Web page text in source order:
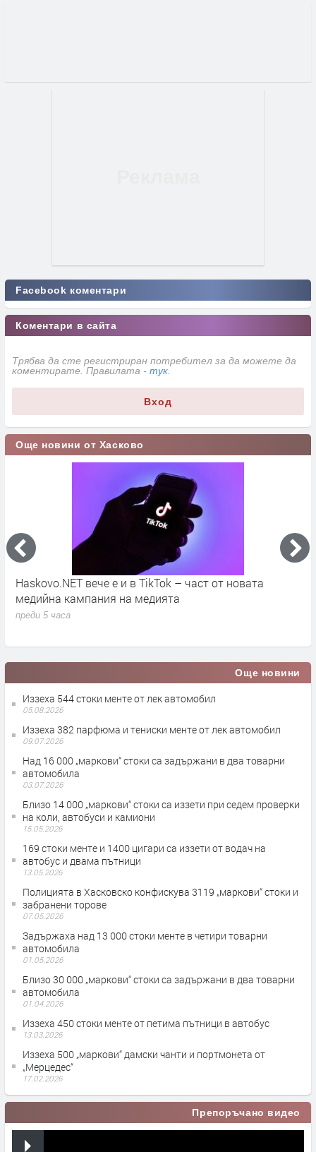
Facebook коментари
Коментари в сайта
Трябва да сте регистриран потребител за да можете да
коментирате. Правилата - тук
Вход
Още новини от Хасково
Haskovo.NET вече е и в TikTok – част от новата
медийна кампания на медията
преди 5 часа
Още новини
Иззеха 544 стоки менте от лек автомобил
05.08.2026
Иззеха 382 парфюма и тениски менте от лек автомобил
09.07.2026
Над 16 000 „маркови“ стоки са задържани в два товарни
автомобила
03.07.2026
Близо 14 000 „маркови“ стоки са иззети при седем проверки
на коли, автобуси и камиони
15.05.2026
169 стоки менте и 1400 цигари са иззети от водач на
автобус и двама пътници
13.05.2026
Полицията в Хасковско конфискува 3119 „маркови“ стоки и
забранени торове
07.05.2026
Задържаха над 13 000 стоки менте в четири товарни
автомобила
01.05.2026
Близо 30 000 „маркови“ стоки са задържани в два товарни
автомобила
01.04.2026
Иззеха 450 стоки менте от петима пътници в автобус
13.03.2026
Иззеха 500 „маркови“ дамски чанти и портмонета от
„Мерцедес“
17.02.2026
Препоръчано видео